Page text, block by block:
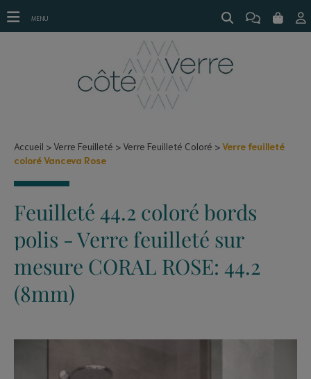
Verre feuilleté coloré Vanceva Rose
Accueil Verre Feuilleté Verre Feuilleté Coloré
Verre feuilleté
coloré Vanceva Rose
Feuilleté 44.2 coloré bords
polis - Verre feuilleté sur
mesure CORAL ROSE: 44.2
(8mm)
MENU